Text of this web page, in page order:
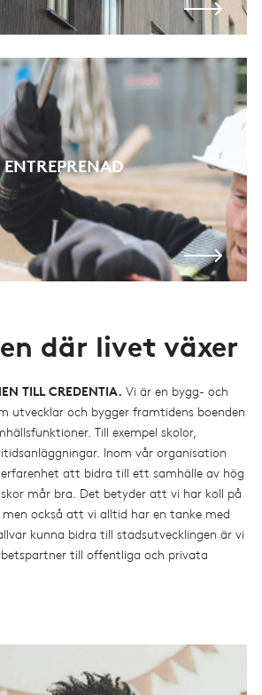
ENTREPRENAD
där livet växer
TILL CREDENTIA. Vi är en bygg- och
utvecklar och bygger framtidens boenden
Till exempel skolor,
Inom vår organisation
att bidra till ett samhälle av hög
mår bra. Det betyder att vi har koll på
också att vi alltid har en tanke med
kunna bidra till stadsutvecklingen är vi
till offentliga och privata